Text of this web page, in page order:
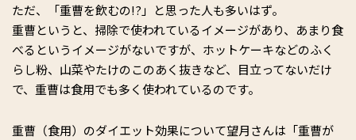
ただ、「重曹を飲むの!?」と思った人も多いはず。
重曹というと、掃除で使われているイメージがあり、あまり食
べるというイメージがないですが、ホットケーキなどのふく
らし粉、山菜やたけのこのあく抜きなど、目立ってないだけ
で、重曹は食用でも多く使われているのです。
重曹（食用）のダイエット効果について望月さんは「重曹が